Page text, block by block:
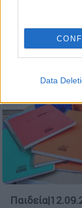
Data
Παιδεία|